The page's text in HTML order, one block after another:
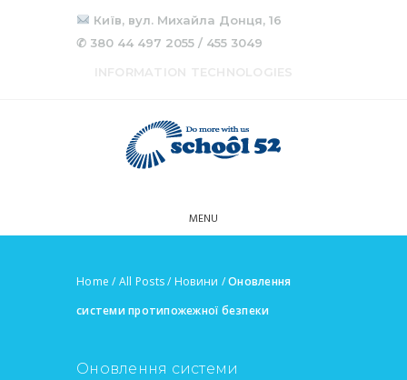
Київ, вул. Михайла Донця, 16
✆ 380 44 497 2055 / 455 3049
MENU
Home / All Posts/ Новини /Оновлення
системи протипожежної безпеки
Оновлення системи